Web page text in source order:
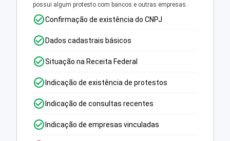
possui algum protesto com bancos e outras empresas.
Confirmação de existência do CNPJ
Dados cadastrais básicos
Situação na Receita Federal
Indicação de existência de protestos
Indicação de consultas recentes
Indicação de empresas vinculadas